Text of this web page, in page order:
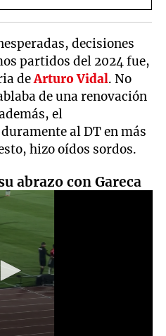
decisiones
partidos del 2024 fue,
deArturo Vidal. No
de una renovación
el
al DT en más
hizo oídos sordos.
abrazo con Gareca